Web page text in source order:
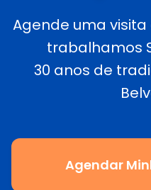
Agende uma
trabalhamos
30 anos de
Agendar